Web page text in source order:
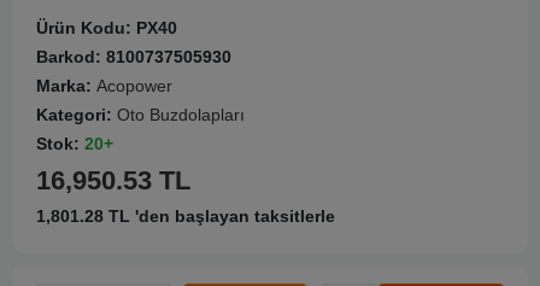
Ürün Kodu: PX40
Barkod: 8100737505930
Marka: Acopower
Kategori: Oto Buzdolapları
Stok: 20+
16,950.53 TL
1,801.28 TL 'den başlayan taksitlerle